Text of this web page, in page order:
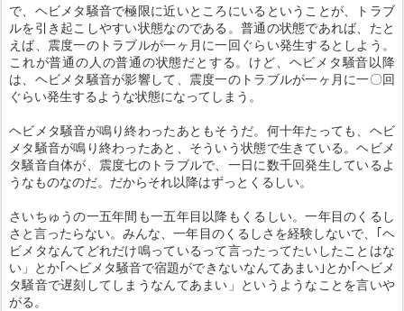
で、ヘビメタ騒音で極限に近いところにいるということが、トラブ
ルを引き起こしやすい状態なのである。普通の状態であれば、たと
えば、震度一のトラブルが一ヶ月に一回ぐらい発生するとしよう。
これが普通の人の普通の状態だとする。けど、ヘビメタ騒音以降
は、ヘビメタ騒音が影響して、震度一のトラブルが一ヶ月に一〇回
ぐらい発生するような状態になってしまう。
ヘビメタ騒音が鳴り終わったあともそうだ。何十年たっても、ヘビ
メタ騒音が鳴り終わったあと、そういう状態で生きている。ヘビメ
タ騒音自体が、震度七のトラブルで、一日に数千回発生しているよ
うなものなのだ。だからそれ以降はずっとくるしい。
さいちゅうの一五年間も一五年目以降もくるしい。一年目のくるし
さと言ったらない。みんな、一年目のくるしさを経験しないで、｢ヘ
ビメタなんてどれだけ鳴っているって言ったってたいしたことはな
い」とか｢ヘビメタ騒音で宿題ができないなんてあまい｣とか｢ヘビメ
タ騒音で遅刻してしまうなんてあまい」というようなことを言いや
がる。